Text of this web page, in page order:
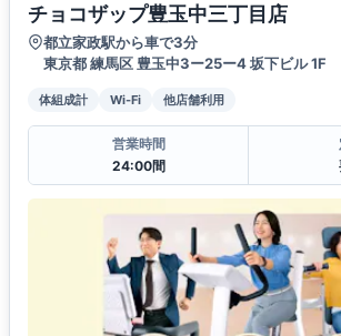
チョコザップ豊玉中三丁目店
都立家政駅から車で3分
東京都 練馬区 豊玉中3ー25ー4 坂下ビル 1F
体組成計 Wi-Fi 他店舗利用
営業時間
24:00間